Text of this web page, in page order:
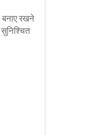
बनाए रखने